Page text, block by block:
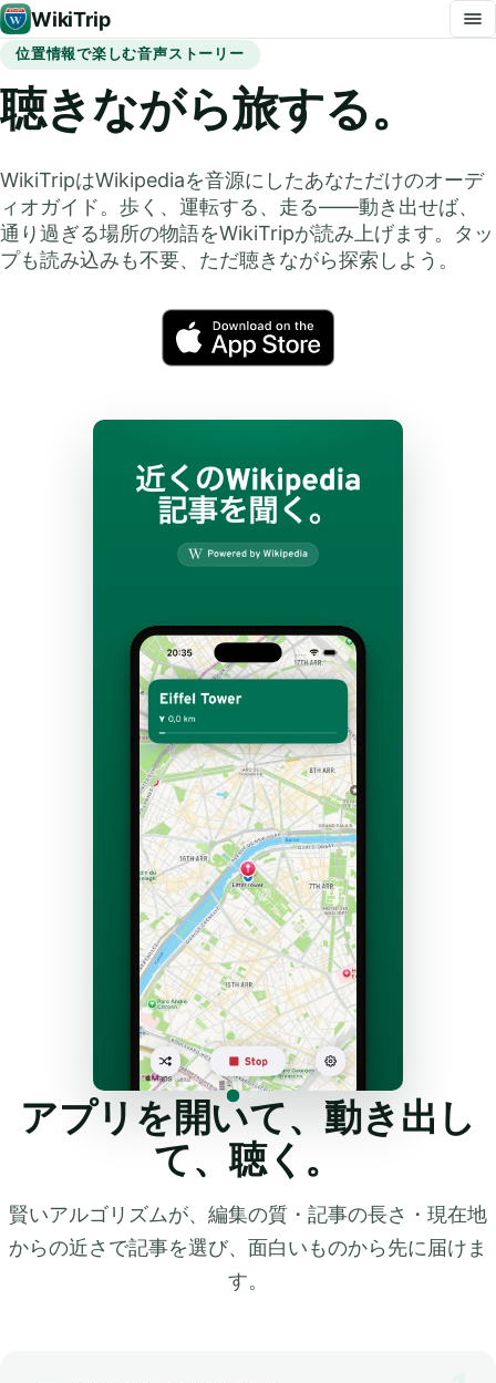
WikiTrip
位置情報で楽しむ音声ストーリー
聴きながら旅する。
WikiTripはWikipediaを音源にしたあなただけのオーデ
ィオガイド。歩く、運転する、走る——動き出せば、
通り過ぎる場所の物語をWikiTripが読み上げます。タッ
プも読み込みも不要、ただ聴きながら探索しよう。
アプリを開いて、動き出し
て、聴く。
賢いアルゴリズムが、編集の質・記事の長さ・現在地
からの近さで記事を選び、面白いものから先に届けま
す。